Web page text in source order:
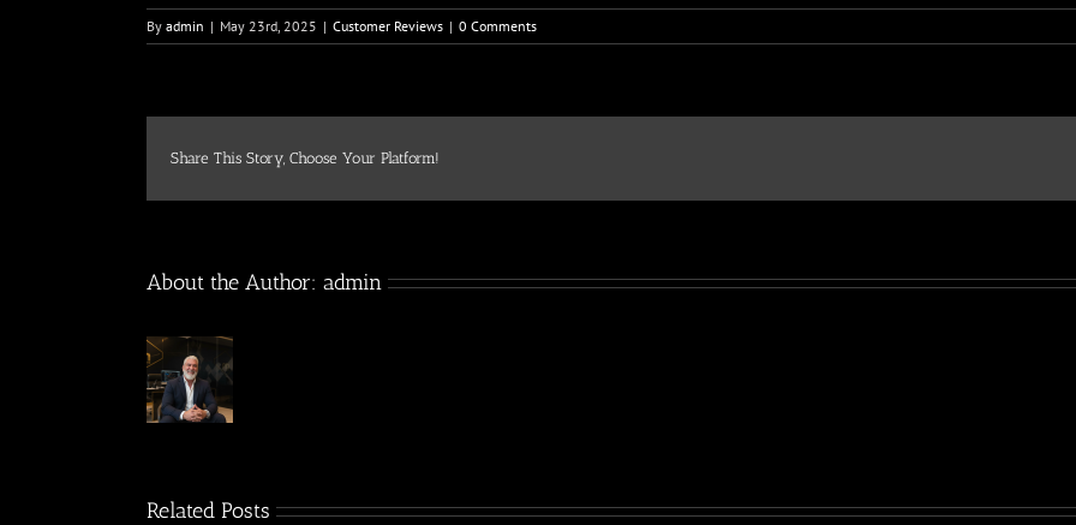
By admin | May 23rd, 2025 | Customer Reviews | 0 Comments
Share This Story, Choose Your Platform!
About the Author: admin
Related Posts